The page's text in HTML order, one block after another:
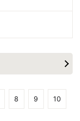
8 9 10